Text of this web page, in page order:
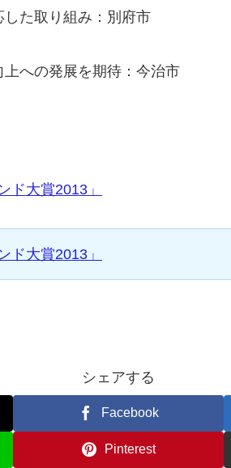
た取り組み：別府市
への発展を期待：今治市
ド大賞2013」
シェアする
Facebook
Pinterest